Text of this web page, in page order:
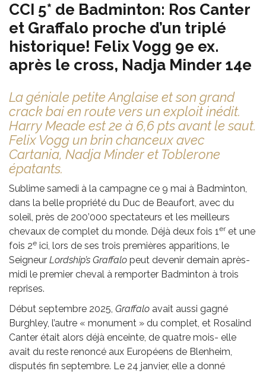
CCI 5* de Badminton: Ros Canter
et Graffalo proche d’un triplé
historique! Felix Vogg 9e ex.
après le cross, Nadja Minder 14e
La géniale petite Anglaise et son grand
crack bai en route vers un exploit inédit.
Harry Meade est 2e à 6,6 pts avant le saut.
Felix Vogg un brin chanceux avec
Cartania, Nadja Minder et Toblerone
épatants.
Sublime samedi à la campagne ce 9 mai à Badminton,
dans la belle propriété du Duc de Beaufort, avec du
soleil, près de 200’000 spectateurs et les meilleurs
chevaux de complet du monde. Déjà deux fois 1eret une
fois 2e ici, lors de ses trois premières apparitions, le
Seigneur Lordship’s Graffalo peut devenir demain après-
midi le premier cheval à remporter Badminton à trois
reprises.
Début septembre 2025, Graffalo avait aussi gagné
Burghley, l’autre « monument » du complet, et Rosalind
Canter était alors déjà enceinte, de quatre mois- elle
avait du reste renoncé aux Européens de Blenheim,
disputés fin septembre. Le 24 janvier, elle a donné